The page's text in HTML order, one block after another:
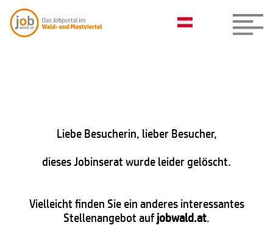
Liebe Besucherin, lieber Besucher,
dieses Jobinserat wurde leider gelöscht.
Vielleicht finden Sie ein anderes interessantes
Stellenangebot aufjobwald.at.